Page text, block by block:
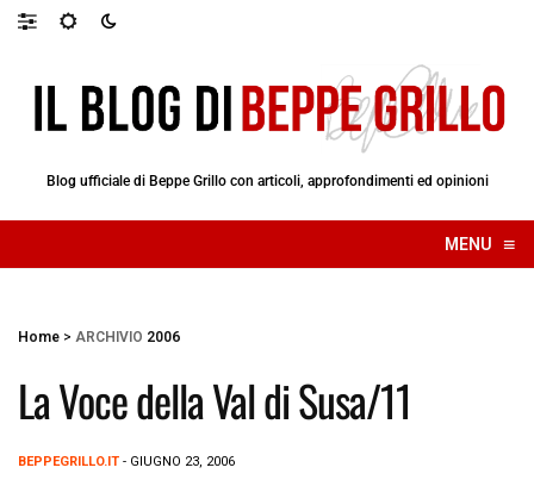
Blog ufficiale di Beppe Grillo con articoli, approfondimenti ed opinioni
MENU ≡
☰
Home > ARCHIVIO 2006
La Voce della Val di Susa/11
BEPPEGRILLO.IT - GIUGNO 23, 2006